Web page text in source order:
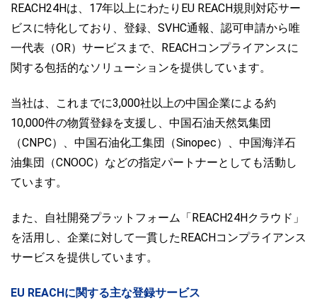
REACH24Hは、17年以上にわたりEU REACH規則対応サー
ビスに特化しており、登録、SVHC通報、認可申請から唯
一代表（OR）サービスまで、REACHコンプライアンスに
関する包括的なソリューションを提供しています。
当社は、これまでに3,000社以上の中国企業による約
10,000件の物質登録を支援し、中国石油天然気集団
（CNPC）、中国石油化工集団（Sinopec）、中国海洋石
油集団（CNOOC）などの指定パートナーとしても活動し
ています。
また、自社開発プラットフォーム「REACH24Hクラウド」
を活用し、企業に対して一貫したREACHコンプライアンス
サービスを提供しています。
EU REACHに関する主な登録サービス